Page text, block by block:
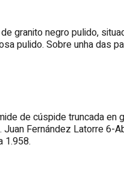
granito negro pulido,
pulido. Sobre unha das
de cúspide truncada en
Fernández Latorre 6-
1.958.